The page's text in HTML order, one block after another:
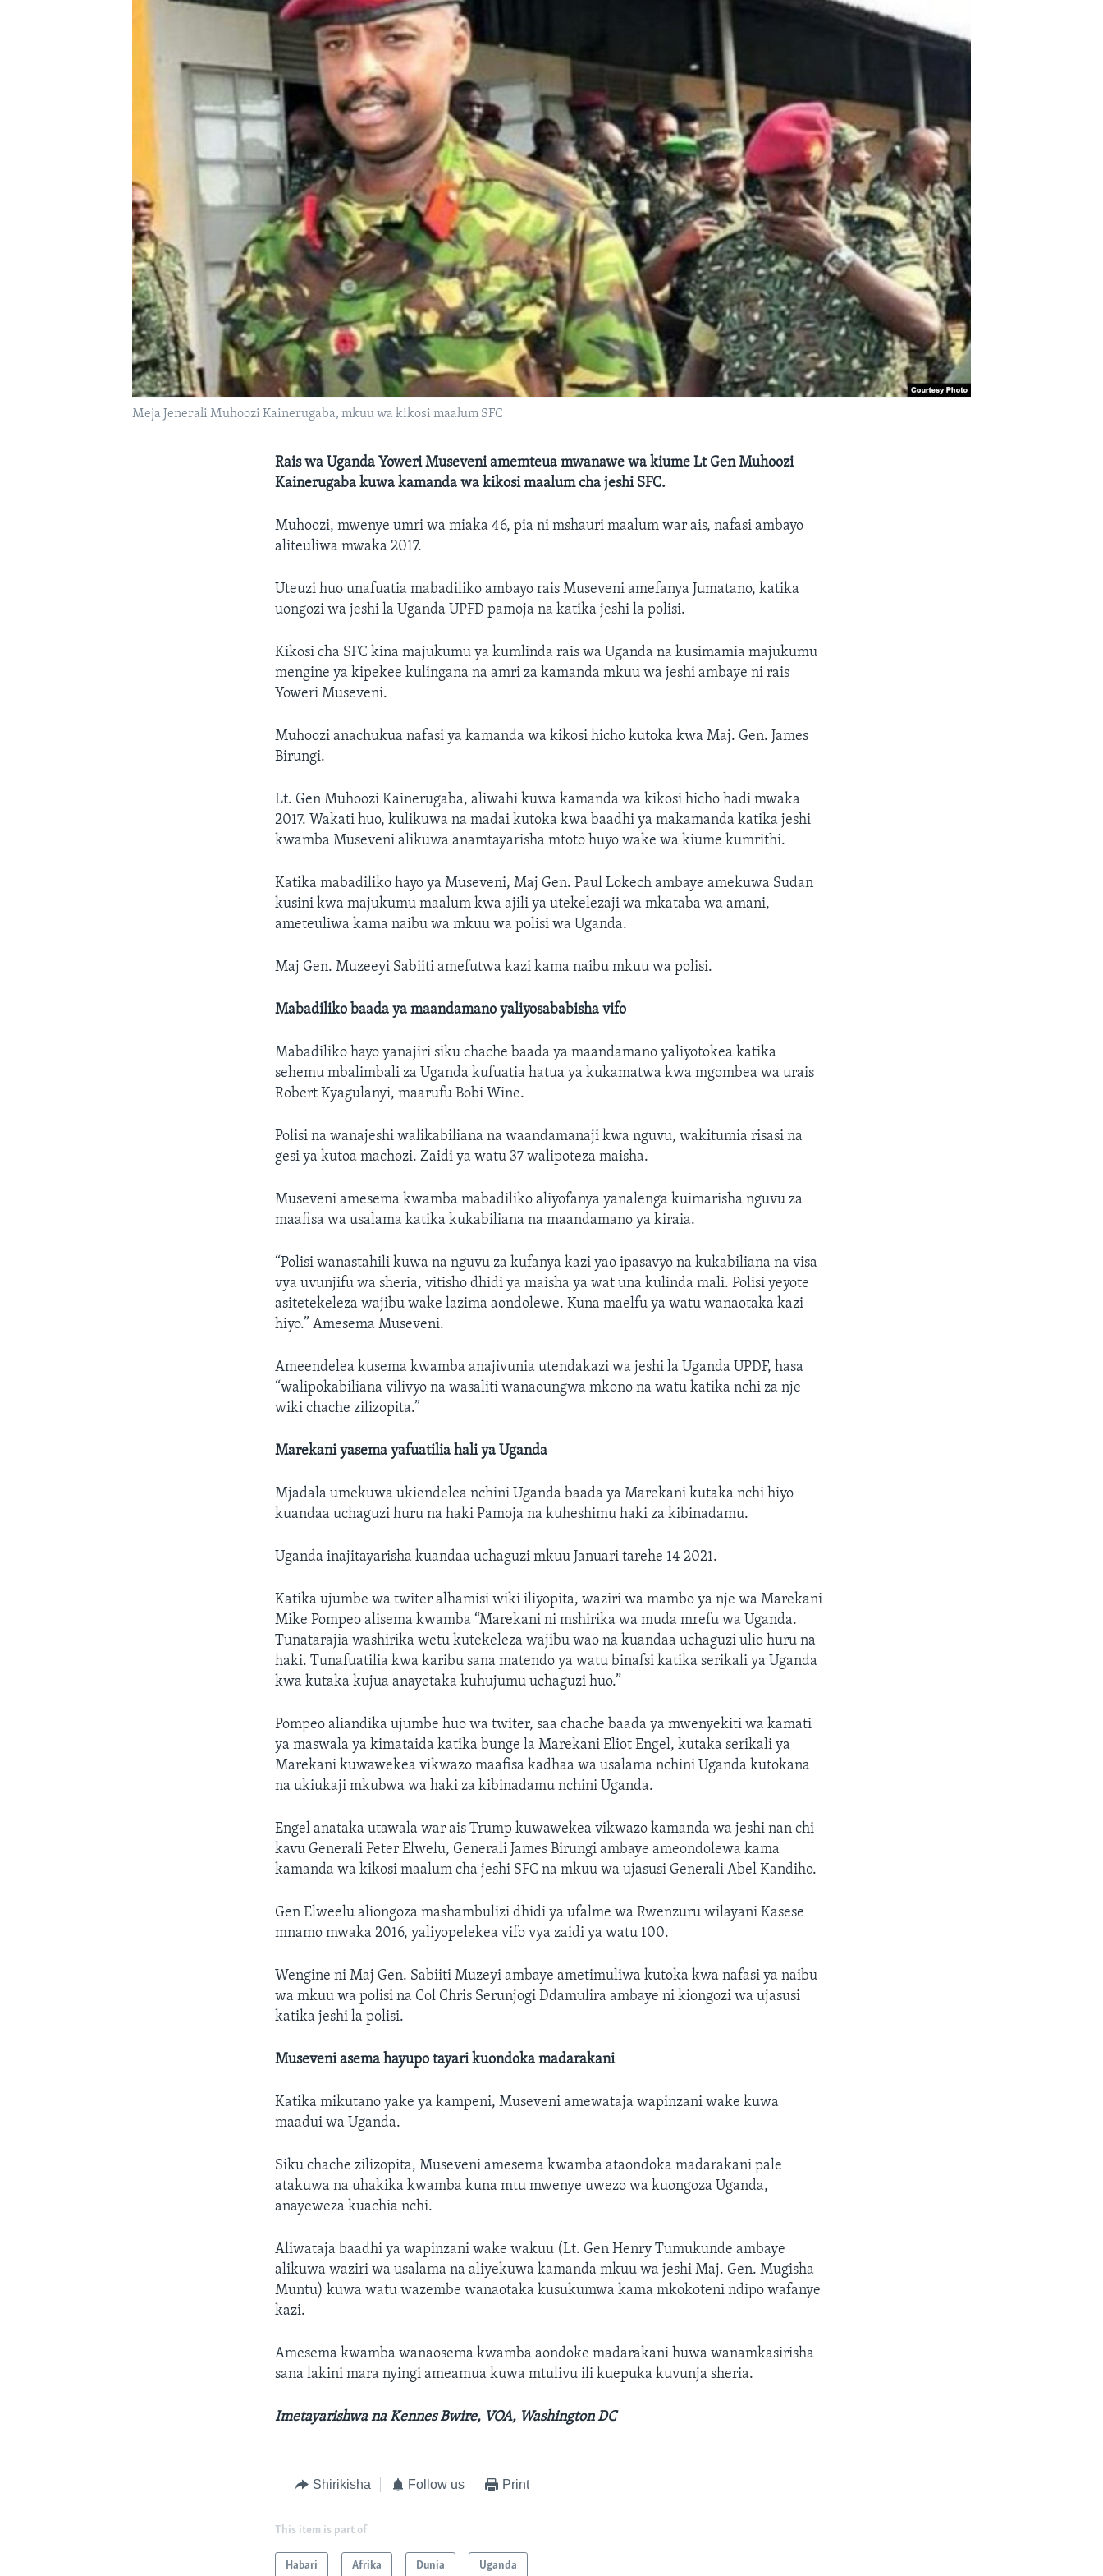
Meja Jenerali Muhoozi Kainerugaba, mkuu wa kikosi maalum SFC
Rais wa Uganda Yoweri Museveni amemteua mwanawe wa kiume Lt Gen Muhoozi
Kainerugaba kuwa kamanda wa kikosi maalum cha jeshi SFC.
Muhoozi, mwenye umri wa miaka 46, pia ni mshauri maalum war ais, nafasi ambayo
aliteuliwa mwaka 2017.
Uteuzi huo unafuatia mabadiliko ambayo rais Museveni amefanya Jumatano, katika
uongozi wa jeshi la Uganda UPFD pamoja na katika jeshi la polisi.
Kikosi cha SFC kina majukumu ya kumlinda rais wa Uganda na kusimamia majukumu
mengine ya kipekee kulingana na amri za kamanda mkuu wa jeshi ambaye ni rais
Yoweri Museveni.
Muhoozi anachukua nafasi ya kamanda wa kikosi hicho kutoka kwa Maj. Gen. James
Birungi.
Lt. Gen Muhoozi Kainerugaba, aliwahi kuwa kamanda wa kikosi hicho hadi mwaka
2017. Wakati huo, kulikuwa na madai kutoka kwa baadhi ya makamanda katika jeshi
kwamba Museveni alikuwa anamtayarisha mtoto huyo wake wa kiume kumrithi.
Katika mabadiliko hayo ya Museveni, Maj Gen. Paul Lokech ambaye amekuwa Sudan
kusini kwa majukumu maalum kwa ajili ya utekelezaji wa mkataba wa amani,
ameteuliwa kama naibu wa mkuu wa polisi wa Uganda.
Maj Gen. Muzeeyi Sabiiti amefutwa kazi kama naibu mkuu wa polisi.
Mabadiliko baada ya maandamano yaliyosababisha vifo
Mabadiliko hayo yanajiri siku chache baada ya maandamano yaliyotokea katika
sehemu mbalimbali za Uganda kufuatia hatua ya kukamatwa kwa mgombea wa urais
Robert Kyagulanyi, maarufu Bobi Wine.
Polisi na wanajeshi walikabiliana na waandamanaji kwa nguvu, wakitumia risasi na
gesi ya kutoa machozi. Zaidi ya watu 37 walipoteza maisha.
Museveni amesema kwamba mabadiliko aliyofanya yanalenga kuimarisha nguvu za
maafisa wa usalama katika kukabiliana na maandamano ya kiraia.
“Polisi wanastahili kuwa na nguvu za kufanya kazi yao ipasavyo na kukabiliana na visa
vya uvunjifu wa sheria, vitisho dhidi ya maisha ya wat una kulinda mali. Polisi yeyote
asitetekeleza wajibu wake lazima aondolewe. Kuna maelfu ya watu wanaotaka kazi
hiyo.” Amesema Museveni.
Ameendelea kusema kwamba anajivunia utendakazi wa jeshi la Uganda UPDF, hasa
“walipokabiliana vilivyo na wasaliti wanaoungwa mkono na watu katika nchi za nje
wiki chache zilizopita.”
Marekani yasema yafuatilia hali ya Uganda
Mjadala umekuwa ukiendelea nchini Uganda baada ya Marekani kutaka nchi hiyo
kuandaa uchaguzi huru na haki Pamoja na kuheshimu haki za kibinadamu.
Uganda inajitayarisha kuandaa uchaguzi mkuu Januari tarehe 14 2021.
Katika ujumbe wa twiter alhamisi wiki iliyopita, waziri wa mambo ya nje wa Marekani
Mike Pompeo alisema kwamba “Marekani ni mshirika wa muda mrefu wa Uganda.
Tunatarajia washirika wetu kutekeleza wajibu wao na kuandaa uchaguzi ulio huru na
haki. Tunafuatilia kwa karibu sana matendo ya watu binafsi katika serikali ya Uganda
kwa kutaka kujua anayetaka kuhujumu uchaguzi huo.”
Pompeo aliandika ujumbe huo wa twiter, saa chache baada ya mwenyekiti wa kamati
ya maswala ya kimataida katika bunge la Marekani Eliot Engel, kutaka serikali ya
Marekani kuwawekea vikwazo maafisa kadhaa wa usalama nchini Uganda kutokana
na ukiukaji mkubwa wa haki za kibinadamu nchini Uganda.
Engel anataka utawala war ais Trump kuwawekea vikwazo kamanda wa jeshi nan chi
kavu Generali Peter Elwelu, Generali James Birungi ambaye ameondolewa kama
kamanda wa kikosi maalum cha jeshi SFC na mkuu wa ujasusi Generali Abel Kandiho.
Gen Elweelu aliongoza mashambulizi dhidi ya ufalme wa Rwenzuru wilayani Kasese
mnamo mwaka 2016, yaliyopelekea vifo vya zaidi ya watu 100.
Wengine ni Maj Gen. Sabiiti Muzeyi ambaye ametimuliwa kutoka kwa nafasi ya naibu
wa mkuu wa polisi na Col Chris Serunjogi Ddamulira ambaye ni kiongozi wa ujasusi
katika jeshi la polisi.
Museveni asema hayupo tayari kuondoka madarakani
Katika mikutano yake ya kampeni, Museveni amewataja wapinzani wake kuwa
maadui wa Uganda.
Siku chache zilizopita, Museveni amesema kwamba ataondoka madarakani pale
atakuwa na uhakika kwamba kuna mtu mwenye uwezo wa kuongoza Uganda,
anayeweza kuachia nchi.
Aliwataja baadhi ya wapinzani wake wakuu (Lt. Gen Henry Tumukunde ambaye
alikuwa waziri wa usalama na aliyekuwa kamanda mkuu wa jeshi Maj. Gen. Mugisha
Muntu) kuwa watu wazembe wanaotaka kusukumwa kama mkokoteni ndipo wafanye
kazi.
Amesema kwamba wanaosema kwamba aondoke madarakani huwa wanamkasirisha
sana lakini mara nyingi ameamua kuwa mtulivu ili kuepuka kuvunja sheria.
Imetayarishwa na Kennes Bwire, VOA, Washington DC
Shirikisha Follow us Print
This item is part of
Habari Afrika Dunia Uganda